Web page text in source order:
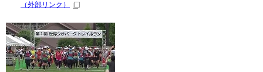
（外部リンク）